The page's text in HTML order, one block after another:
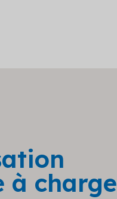
à charge